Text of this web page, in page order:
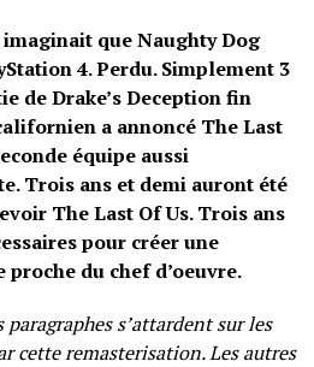
que Naughty Dog
4. Perdu. Simplement 3
de Drake’s Deception fin
a annoncé The Last
équipe aussi
Trois ans et demi auront été
The Last Of Us. Trois ans
pour créer une
du chef d’oeuvre.
s’attardent sur les
cette remasterisation. Les autres